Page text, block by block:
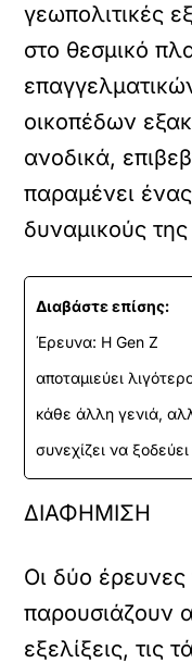
γεωπολιτικές
στο θεσμικό
οικοπέδων
ανοδικά,
παραμένει
δυναμικούς
Διαβάστε επίσης:
Έρευνα: Η Gen Z
αποταμιεύει
κάθε άλλη γενιά,
συνεχίζει να ξοδεύει
ΔΙΑΦΗΜΙΣΗ
Οι δύο
παρουσιάζουν
εξελίξεις, τις